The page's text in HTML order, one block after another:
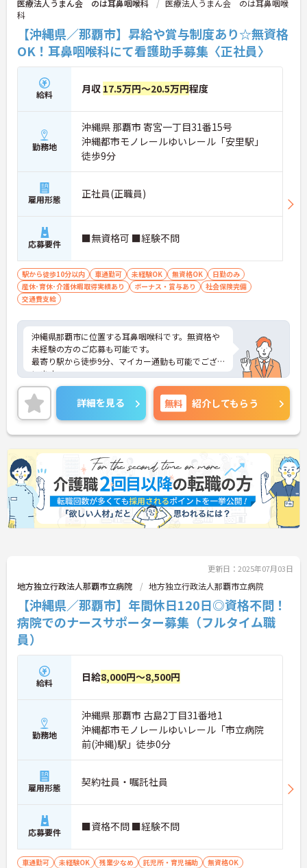
医療法人うまん会 のは耳鼻咽喉科
医療法人うまん会 のは耳鼻咽喉
科
【沖縄県／那覇市】昇給や賞与制度あり☆無資格
OK！耳鼻咽喉科にて看護助手募集〈正社員〉
給料 月収 17.5万円～20.5万円程度
勤務地
沖縄県 那覇市 寄宮一丁目31番15号
沖縄都市モノレールゆいレール「安里駅」
徒歩9分
雇用形態 正社員(正職員)
応募要件 ■無資格可 ■経験不問
駅から徒歩10分以内 車通勤可 未経験OK 無資格OK
日勤のみ
産休･育休･介護休暇取得実績あり
ボーナス・賞与あり
社会保険完備
交通費支給
沖縄県那覇市に位置する耳鼻咽喉科です。無資格や
未経験の方のご応募も可能です。
最寄り駅から徒歩9分、マイカー通勤も可能でござ
います。
昇給や賞与制度があり頑張りが評価されてしっかり
と職員に還元されます。
ご興味のある方には、面接対策ポイントなど、さら
に詳細をお話しいたしますのでお気軽にご相談くだ
さい！
詳細を見る 無料 紹介してもらう
更新日：2025年07月03日
地方独立行政法人那覇市立病院 地方独立行政法人那覇市立病院
【沖縄県／那覇市】年間休日120日◎資格不問！
病院でのナースサポーター募集（フルタイム職
員）
給料 日給8,000円～8,500円
勤務地
沖縄県 那覇市 古島2丁目31番地1
沖縄都市モノレールゆいレール「市立病院
前(沖縄)駅」徒歩0分
雇用形態 契約社員・嘱託社員
応募要件 ■資格不問 ■経験不問
車通勤可 未経験OK 残業少なめ 託児所・育児補助
無資格OK